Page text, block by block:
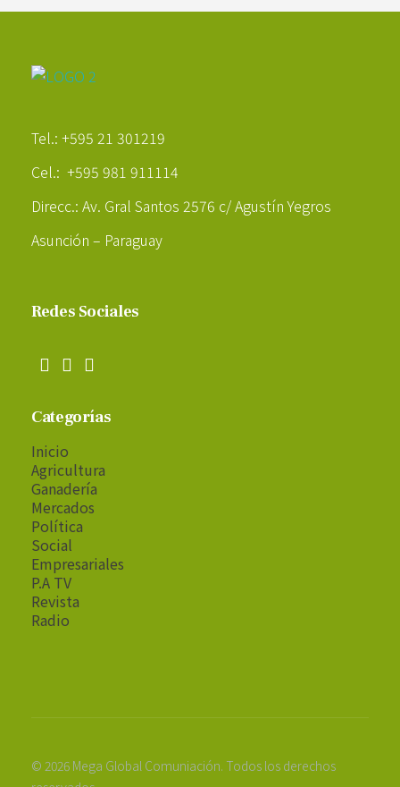
Tel.: +595 21 301219
Cel.: +595 981 911114
Direcc.: Av. Gral Santos 2576 c/ Agustín Yegros
Asunción – Paraguay
Redes Sociales
Categorías
Inicio
Agricultura
Ganadería
Mercados
Política
Social
Empresariales
P.A TV
Revista
Radio
© 2026 Mega Global Comuniación. Todos los derechos